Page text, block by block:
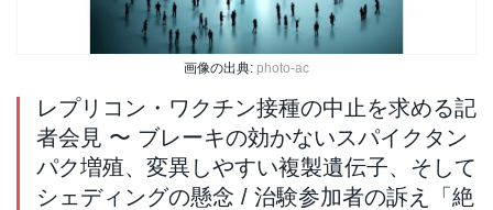
画像の出典: photo-ac
レプリコン・ワクチン接種の中止を求める記
者会見 〜 ブレーキの効かないスパイクタン
パク増殖、変異しやすい複製遺伝子、そして
シェディングの懸念 / 治験参加者の訴え「絶